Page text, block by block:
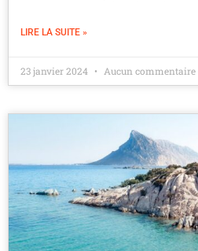
LIRE LA SUITE »
23 janvier 2024 Aucun commentaire